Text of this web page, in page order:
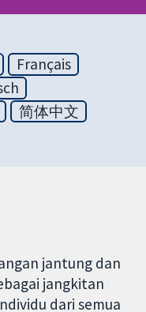
Français
简体中文
jantung dan
jangkitan
dari semua